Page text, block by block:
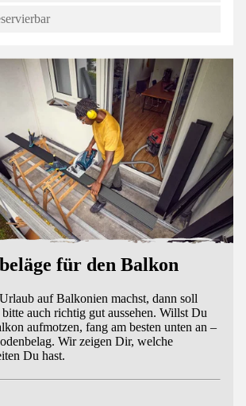
für den Balkon
auf Balkonien machst, dann soll
auch richtig gut aussehen. Willst Du
aufmotzen, fang am besten unten an –
Wir zeigen Dir, welche
Du hast.